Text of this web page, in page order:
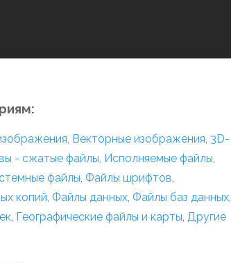
, Векторные изображения, 3D-
- сжатые файлы, Исполняемые файлы,
файлы, Файлы шрифтов,
копий, Файлы данных, Файлы баз данных,
, Географические файлы и карты, Другие